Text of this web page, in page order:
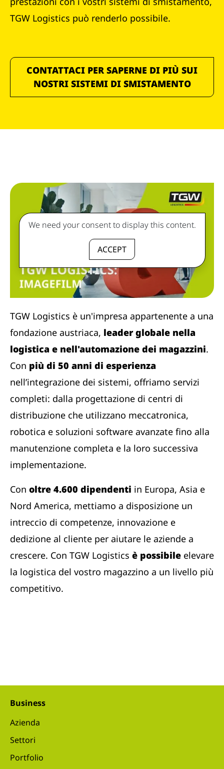
TGW Logistics può renderlo possibile.
CONTATTACI PER SAPERNE DI PIÙ SUI
NOSTRI SISTEMI DI SMISTAMENTO
We need your consent to display this content.
ACCEPT
TGW Logistics è un'impresa appartenente a una
fondazione austriaca, leader globale nella
logistica e nell'automazione dei magazzini.
Con più di 50 anni di esperienza
nell’integrazione dei sistemi, offriamo servizi
completi: dalla progettazione di centri di
distribuzione che utilizzano meccatronica,
robotica e soluzioni software avanzate fino alla
manutenzione completa e la loro successiva
implementazione.
Con oltre 4.600 dipendenti in Europa, Asia e
Nord America, mettiamo a disposizione un
intreccio di competenze, innovazione e
dedizione al cliente per aiutare le aziende a
crescere. Con TGW Logistics è possibile elevare
la logistica del vostro magazzino a un livello più
competitivo.
Business
Azienda
Settori
Portfolio